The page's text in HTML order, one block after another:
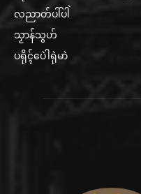
လညာတ်ပါ်ပါဲ
သၟာန်သွဟ်
ပရိုၚ်ပေဲါရုဲမာဲ